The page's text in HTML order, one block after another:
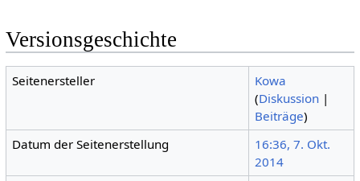
Versionsgeschichte
Seitenersteller
Kowa
(Diskussion |
Beiträge)
Datum der Seitenerstellung
16:36, 7. Okt.
2014